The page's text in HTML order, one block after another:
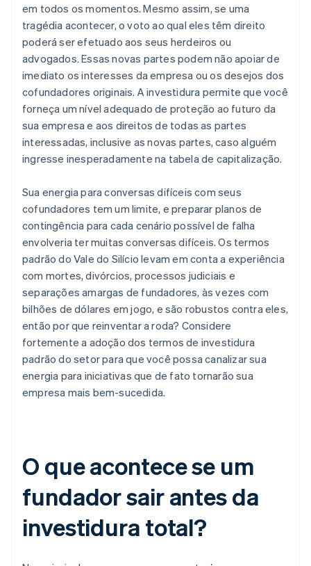
em todos os momentos. Mesmo assim, se uma
tragédia acontecer, o voto ao qual eles têm direito
poderá ser efetuado aos seus herdeiros ou
advogados. Essas novas partes podem não apoiar de
imediato os interesses da empresa ou os desejos dos
cofundadores originais. A investidura permite que você
forneça um nível adequado de proteção ao futuro da
sua empresa e aos direitos de todas as partes
interessadas, inclusive as novas partes, caso alguém
ingresse inesperadamente na tabela de capitalização.
Sua energia para conversas difíceis com seus
cofundadores tem um limite, e preparar planos de
contingência para cada cenário possível de falha
envolveria ter muitas conversas difíceis. Os termos
padrão do Vale do Silício levam em conta a experiência
com mortes, divórcios, processos judiciais e
separações amargas de fundadores, às vezes com
bilhões de dólares em jogo, e são robustos contra eles,
então por que reinventar a roda? Considere
fortemente a adoção dos termos de investidura
padrão do setor para que você possa canalizar sua
energia para iniciativas que de fato tornarão sua
empresa mais bem-sucedida.
O que acontece se um
fundador sair antes da
investidura total?